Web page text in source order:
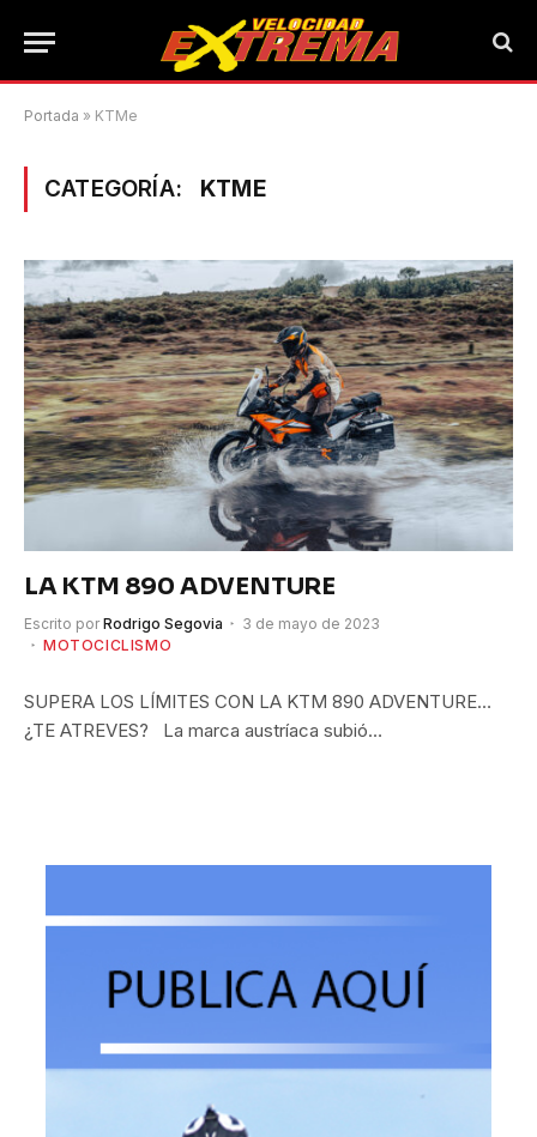
Portada » KTMe
CATEGORÍA: KTME
LA KTM 890 ADVENTURE
Escrito por Rodrigo Segovia
3 de mayo de 2023
MOTOCICLISMO
SUPERA LOS LÍMITES CON LA KTM 890 ADVENTURE…
¿TE ATREVES? La marca austríaca subió…